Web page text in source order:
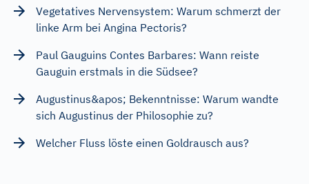
Vegetatives Nervensystem: Warum schmerzt der
linke Arm bei Angina Pectoris?
Paul Gauguins Contes Barbares: Wann reiste
Gauguin erstmals in die Südsee?
Augustinus&apos; Bekenntnisse: Warum wandte
sich Augustinus der Philosophie zu?
Welcher Fluss löste einen Goldrausch aus?